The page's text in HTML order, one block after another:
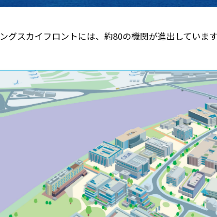
グスカイフロントには、約80の機関が進出していま